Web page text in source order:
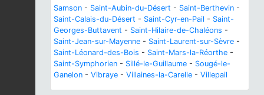
Samson - Saint-Aubin-du-Désert - Saint-Berthevin -
Saint-Calais-du-Désert - Saint-Cyr-en-Pail - Saint-
Georges-Buttavent - Saint-Hilaire-de-Chaléons -
Saint-Jean-sur-Mayenne - Saint-Laurent-sur-Sèvre -
Saint-Léonard-des-Bois - Saint-Mars-la-Réorthe -
Saint-Symphorien - Sillé-le-Guillaume - Sougé-le-
Ganelon - Vibraye - Villaines-la-Carelle - Villepail